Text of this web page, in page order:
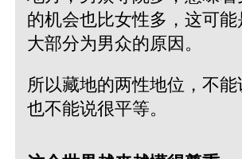
的机会也比女性多，这可
大部分为男众的原因。
所以藏地的两性地位，不能
也不能说很平等。